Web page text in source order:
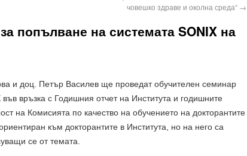
човешко здраве и околна среда“ →
попълване на системата SONIX на
и доц. Петър Василев ще проведат обучителен семинар
връзка с Годишния отчет на Института и годишните
на Комисията по качество на обучението на докторантите
към докторантите в Института, но на него са
се от темата.